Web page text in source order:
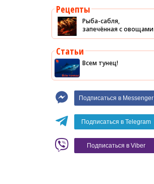
Соусы
Сладости
Рис
Оливки
Мясные изделия
Вино
Белое вино
Красное вино
Кофе
Blaser
Рецепты
Рыба-сабля,
запечённая с овощами
Статьи
Всем тунец!
Подписаться в Messenger
Подписаться в Telegram
Подписаться в Viber